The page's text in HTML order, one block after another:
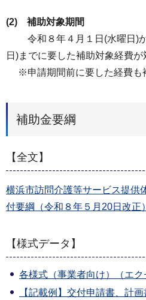
(2) 補助対象期間
令和８年４月１日(水曜日)か
日)までに要した補助対象経費が
※申請期間前に要した経費も
補助金要綱
【全文】
横浜市訪問介護等サービス提供
付要綱（令和８年５月20日改正
【様式データ】
各様式（事業者向け）（エク
【記載例】交付申請書、計